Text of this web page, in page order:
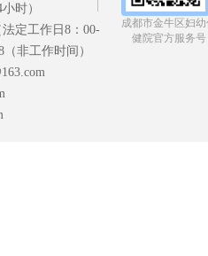
时）
定工作日8：00-
（非工作时间）
成都市金牛区妇
健院官方服务号